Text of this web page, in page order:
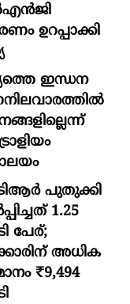
ഉറപ്പാക്കി
ഇന്ധന
പുതുക്കി
1.25
പേര്;
അധിക
₹9,494